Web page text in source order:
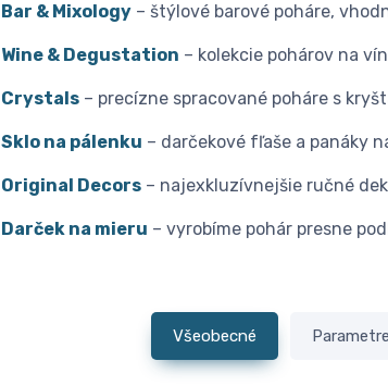
Bar & Mixology – štýlové barové poháre,
Wine & Degustation – kolekcie pohárov na
Crystals – precízne spracované poháre s
Sklo na pálenku – darčekové fľaše a panáky
Original Decors – najexkluzívnejšie ručné
Darček na mieru – vyrobíme pohár presne
Všeobecné Parametre